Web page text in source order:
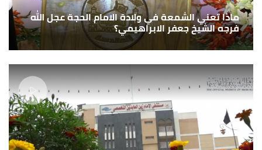
ماذا تعني الشمعة في ولادة الامام الحجة عجل الله
فرجه الشيخ جعفر الابراهيمي؟